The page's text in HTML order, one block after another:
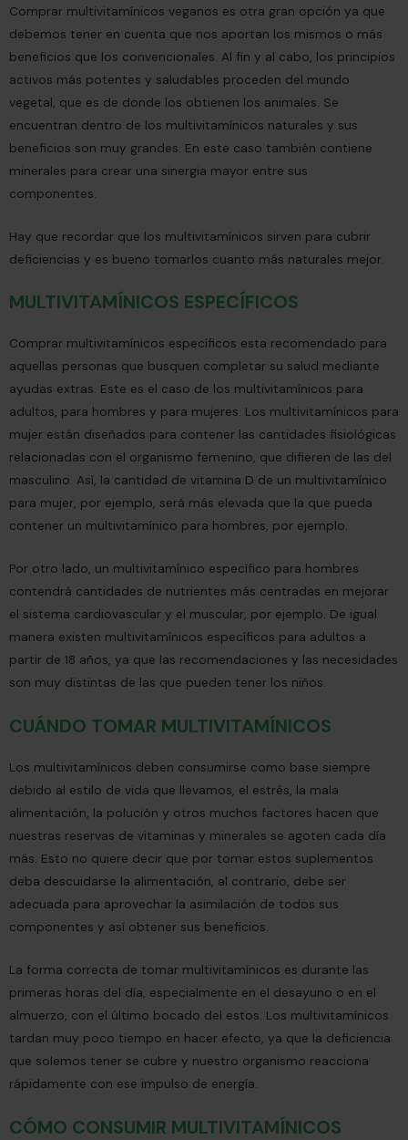
Comprar multivitamínicos veganos es otra gran opción ya que
debemos tener en cuenta que nos aportan los mismos o más
beneficios que los convencionales. Al fin y al cabo, los principios
activos más potentes y saludables proceden del mundo
vegetal, que es de donde los obtienen los animales. Se
encuentran dentro de los multivitamínicos naturales y sus
beneficios son muy grandes. En este caso también contiene
minerales para crear una sinergia mayor entre sus
componentes.
Hay que recordar que los multivitamínicos sirven para cubrir
deficiencias y es bueno tomarlos cuanto más naturales mejor.
MULTIVITAMÍNICOS ESPECÍFICOS
Comprar multivitamínicos específicos esta recomendado para
aquellas personas que busquen completar su salud mediante
ayudas extras. Este es el caso de los multivitamínicos para
adultos, para hombres y para mujeres. Los multivitamínicos para
mujer están diseñados para contener las cantidades fisiológicas
relacionadas con el organismo femenino, que difieren de las del
masculino. Así, la cantidad de vitamina D de un multivitamínico
para mujer, por ejemplo, será más elevada que la que pueda
contener un multivitamínico para hombres, por ejemplo.
Por otro lado, un multivitamínico específico para hombres
contendrá cantidades de nutrientes más centradas en mejorar
el sistema cardiovascular y el muscular, por ejemplo. De igual
manera existen multivitamínicos específicos para adultos a
partir de 18 años, ya que las recomendaciones y las necesidades
son muy distintas de las que pueden tener los niños.
CUÁNDO TOMAR MULTIVITAMÍNICOS
Los multivitamínicos deben consumirse como base siempre
debido al estilo de vida que llevamos, el estrés, la mala
alimentación, la polución y otros muchos factores hacen que
nuestras reservas de vitaminas y minerales se agoten cada día
más. Esto no quiere decir que por tomar estos suplementos
deba descuidarse la alimentación, al contrario, debe ser
adecuada para aprovechar la asimilación de todos sus
componentes y así obtener sus beneficios.
La forma correcta de tomar multivitamínicos es durante las
primeras horas del día, especialmente en el desayuno o en el
almuerzo, con el último bocado del estos. Los multivitamínicos
tardan muy poco tiempo en hacer efecto, ya que la deficiencia
que solemos tener se cubre y nuestro organismo reacciona
rápidamente con ese impulso de energía.
CÓMO CONSUMIR MULTIVITAMÍNICOS